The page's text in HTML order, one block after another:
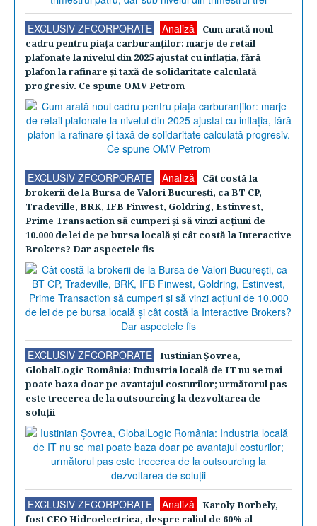
EXCLUSIV ZFCORPORATE Analiză
Cum arată noul
cadru pentru piaţa carburanţilor: marje de retail
plafonate la nivelul din 2025 ajustat cu inflaţia, fără
plafon la rafinare şi taxă de solidaritate calculată
progresiv. Ce spune OMV Petrom
EXCLUSIV ZFCORPORATE Analiză
Cât costă la
brokerii de la Bursa de Valori Bucureşti, ca BT CP,
Tradeville, BRK, IFB Finwest, Goldring, Estinvest,
Prime Transaction să cumperi şi să vinzi acţiuni de
10.000 de lei de pe bursa locală şi cât costă la Interactive
Brokers? Dar aspectele fis
EXCLUSIV ZFCORPORATE
Iustinian Şovrea,
GlobalLogic România: Industria locală de IT nu se mai
poate baza doar pe avantajul costurilor; următorul pas
este trecerea de la outsourcing la dezvoltarea de
soluţii
EXCLUSIV ZFCORPORATE Analiză
Karoly Borbely,
fost CEO Hidroelectrica, despre raliul de 60% al